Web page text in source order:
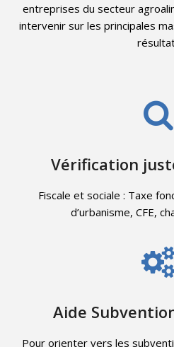
entreprises du secteur
intervenir sur les principales
Vérification
Fiscale et sociale : Taxe
d’urbanisme, CFE,
Aide
Pour orienter vers les